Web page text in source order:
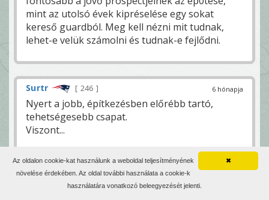
mint az utolsó évek kipréselése egy sokat
kereső guardból. Meg kell nézni mit tudnak,
lehet-e velük számolni és tudnak-e fejlődni.
6 hónapja
Surtr 246
Nyert a jobb, építkezésben előrébb tartó,
tehetségesebb csapat.
Viszont...
-Maye franchise qb matéria, /szerencsés a
csapat, hogy itt van, mert van egy végtelenül
szerény, nagyon tehetséges, fejlődni akaró
✖
Az oldalon cookie-kat használunk a weboldal teljesítményének
növelése érdekében. Az oldal további használata a cookie-k
használatára vonatkozó beleegyezését jelenti.